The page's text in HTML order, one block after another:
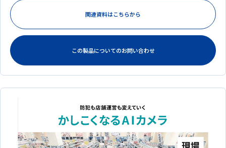
関連資料はこちらから
この製品についてのお問い合わせ